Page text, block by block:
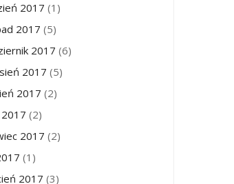
2017 (1)
2017 (5)
2017 (6)
2017 (5)
2017 (2)
(2)
2017 (2)
(1)
2017 (3)